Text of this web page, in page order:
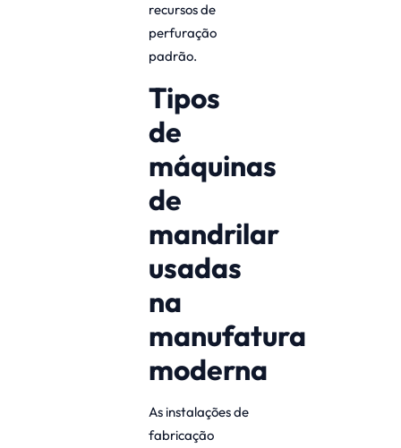
recursos de
perfuração
padrão.
Tipos
de
máquinas
de
mandrilar
usadas
na
manufatura
moderna
As instalações de
fabricação